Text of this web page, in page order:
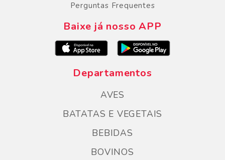
Perguntas Frequentes
Baixe já nosso APP
Departamentos
AVES
BATATAS E VEGETAIS
BEBIDAS
BOVINOS